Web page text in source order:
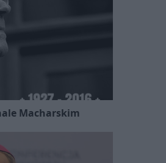
Macharskim